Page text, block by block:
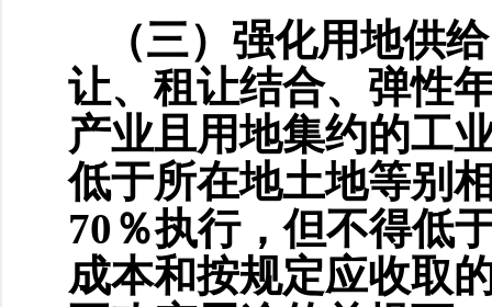
（三）强化用地供
让、租让结合、弹性
产业且用地集约的工
低于所在地土地等别
70％执行，但不得低
成本和按规定应收取